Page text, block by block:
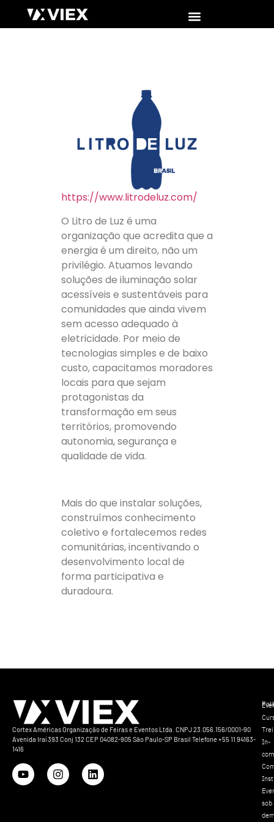
https://www.litrodeluz.com/
O Litro de Luz é uma
organização que acredita que a
energia é um direito, não um
privilégio. Atuamos levando
soluções de iluminação solar
acessíveis e sustentáveis para
comunidades que ainda vivem
sem acesso adequado à
eletricidade. Por meio de
tecnologias simples e de baixo
custo, capacitamos moradores
locais para que sejam
protagonistas da
transformação em seus
territórios, promovendo
autonomia, segurança e
qualidade de vida.
Mais do que instalar soluções,
construímos conhecimento
coletivo e fortalecemos redes
comunitárias, incentivando o
desenvolvimento local de
forma participativa e
duradoura.
Cortex Américas Organização de Feiras e Eventos Ltda. CNPJ 23.056.156/0001-90
Avenida Iraí 393 Conj 132 CEP 04082-905 São Paulo-SP Brasil Telefone +55 11 94163-
1416
In-
sob